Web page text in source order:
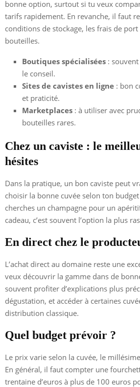
bonne option, surtout si tu veux
tarifs rapidement. En revanche, il faut
conditions de stockage, les frais de
bouteilles.
Boutiques spécialisées :
le conseil.
Sites de cavistes en ligne : bon
et praticité.
Marketplaces : à utiliser avec
bouteilles rares.
Chez un caviste : le
hésites
Dans la pratique, un bon caviste peut
choisir la bonne cuvée selon ton
cherches un champagne pour un
cadeau, c’est souvent l’option la plus
En direct chez le
L’achat direct au domaine reste une
veux découvrir la gamme dans de
souvent profiter d’explications plus
dégustation, et accéder à certaines
distribution classique.
Quel budget prévoir ?
Le prix varie selon la cuvée, le
En général, il faut compter une
trentaine d’euros à plus de 100 euros